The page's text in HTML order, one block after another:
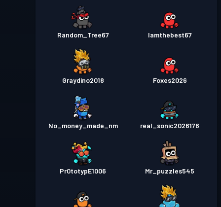
Random_Tree67 Iamthebest67
Graydino2018 Foxes2026
No_money_made_nm real_sonic2026176
Pr0totypE1006 Mr_puzzles545